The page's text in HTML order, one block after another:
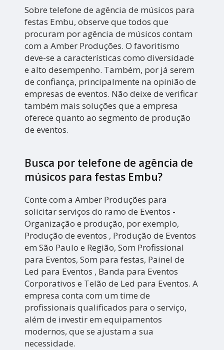
Sobre telefone de agência de músicos para
festas Embu, observe que todos que
procuram por agência de músicos contam
com a Amber Produções. O favoritismo
deve-se a características como diversidade
e alto desempenho. Também, por já serem
de confiança, principalmente na opinião de
empresas de eventos. Não deixe de verificar
também mais soluções que a empresa
oferece quanto ao segmento de produção
de eventos.
Busca por telefone de agência de
músicos para festas Embu?
Conte com a Amber Produções para
solicitar serviços do ramo de Eventos -
Organização e produção, por exemplo,
Produção de eventos , Produção de Eventos
em São Paulo e Região, Som Profissional
para Eventos, Som para festas, Painel de
Led para Eventos , Banda para Eventos
Corporativos e Telão de Led para Eventos. A
empresa conta com um time de
profissionais qualificados para o serviço,
além de investir em equipamentos
modernos, que se ajustam a sua
necessidade.